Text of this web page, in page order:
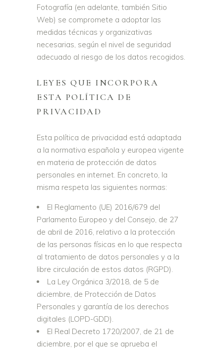
Fotografía (en adelante, también Sitio
Web) se compromete a adoptar las
medidas técnicas y organizativas
necesarias, según el nivel de seguridad
adecuado al riesgo de los datos recogidos.
LEYES QUE INCORPORA
ESTA POLÍTICA DE
PRIVACIDAD
Esta política de privacidad está adaptada
a la normativa española y europea vigente
en materia de protección de datos
personales en internet. En concreto, la
misma respeta las siguientes normas:
El Reglamento (UE) 2016/679 del
Parlamento Europeo y del Consejo, de 27
de abril de 2016, relativo a la protección
de las personas físicas en lo que respecta
al tratamiento de datos personales y a la
libre circulación de estos datos (RGPD).
La Ley Orgánica 3/2018, de 5 de
diciembre, de Protección de Datos
Personales y garantía de los derechos
digitales (LOPD-GDD).
El Real Decreto 1720/2007, de 21 de
diciembre, por el que se aprueba el